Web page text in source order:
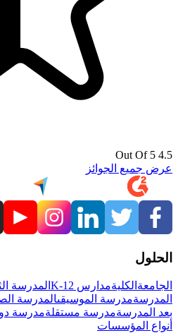
4.5 Out Of 5
عرض جميع الجوائز
الحلول
الجامعة الكليةمدارس K-12 المدرسة
المدرسةمدرسة الموسيقىالمدرسة
بعد المدرسةمدرسة مستقلةمدرسة
أنواع المؤسسات